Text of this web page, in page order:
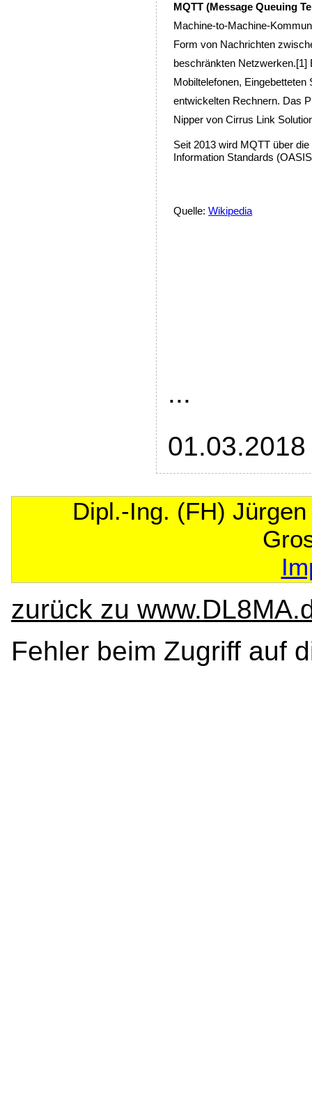
MQTT (Message Queuing
Machine-to-Machine-
Form von Nachrichten
beschränkten Netzwerken.[1]
Mobiltelefonen,
entwickelten Rechnern. Das
Nipper von Cirrus Link
Seit 2013 wird MQTT über
Information Standards
Quelle:Wikipedia
...
01.03.2018
Dipl.-Ing. (FH)
zurück zu
Fehler beim Zugriff auf